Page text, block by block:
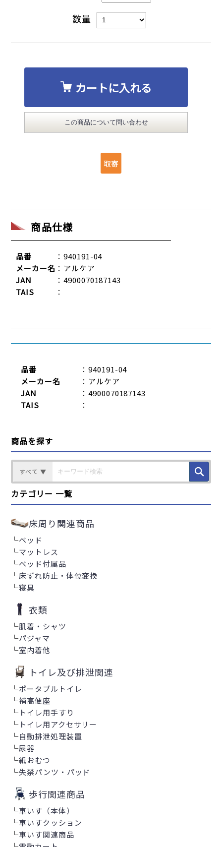
数量
カートに入れる
この商品について問い合わせ
商品仕様
品番
：940191-04
メーカー名 ：アルケア
JAN
：4900070187143
TAIS
：
品番
：940191-04
メーカー名
：アルケア
JAN
：4900070187143
TAIS
：
商品を探す
すべて ▼
カテゴリー 一覧
床周り関連商品
└ベッド
└マットレス
└ベッド付属品
└床ずれ防止・体位変換
└寝具
衣類
└肌着・シャツ
└パジャマ
└室内着他
トイレ及び排泄関連
└ポータブルトイレ
└補高便座
└ トイレ用手すり
└ トイレ用アクセサリー
└自動排泄処理装置
└尿器
└紙おむつ
└失禁パンツ・パッド
歩行関連商品
└車いす（本体）
└車いすクッション
└車いす関連商品